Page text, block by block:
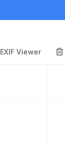
EXIF Viewer